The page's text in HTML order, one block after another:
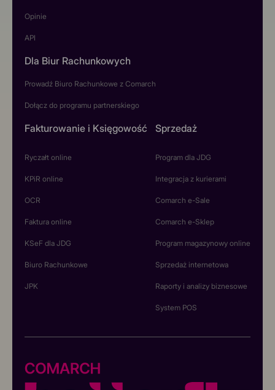
Opinie
API
Dla Biur Rachunkowych
Prowadź Biuro Rachunkowe z Comarch
Dołącz do programu partnerskiego
Fakturowanie i Księgowość
Ryczałt online
KPiR online
OCR
Faktura online
KSeF dla JDG
Biuro Rachunkowe
JPK
Sprzedaż
Program dla JDG
Integracja z kurierami
Comarch e-Sale
Comarch e-Sklep
Program magazynowy online
Sprzedaż internetowa
Raporty i analizy biznesowe
System POS